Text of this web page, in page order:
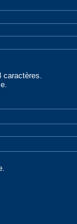
caractères.